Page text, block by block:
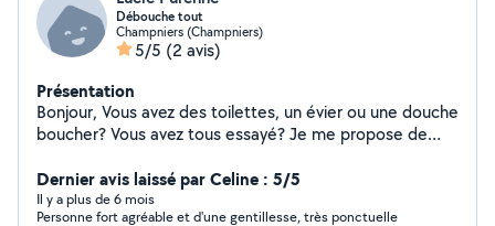
Débouche tout
Champniers (Champniers)
5/5 (2 avis)
Présentation
Bonjour, Vous avez des toilettes, un évier ou une douche
boucher? Vous avez tous essayé? Je me propose de
plombier pour vous déboucher sa en moins de deux!
Prix à voir ensemble
Dernier avis laissé par Celine : 5/5
Il y a plus de 6 mois
Personne fort agréable et d'une gentillesse, très ponctuelle